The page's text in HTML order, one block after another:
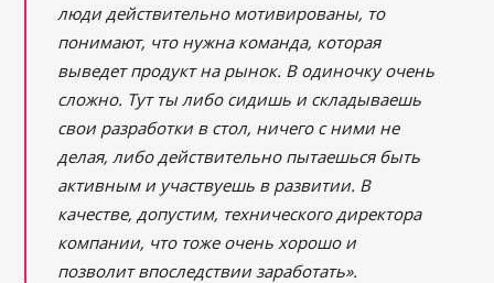
люди действительно мотивированы, то
понимают, что нужна команда, которая
выведет продукт на рынок. В одиночку очень
сложно. Тут ты либо сидишь и складываешь
свои разработки в стол, ничего с ними не
делая, либо действительно пытаешься быть
активным и участвуешь в развитии. В
качестве, допустим, технического директора
компании, что тоже очень хорошо и
позволит впоследствии заработать».